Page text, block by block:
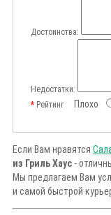
Достоинства:
Недостатки:
РейтингПлохо
Если Вам нравятся
из Гриль Хаус -
Мы предлагаем Вам
и самой быстрой